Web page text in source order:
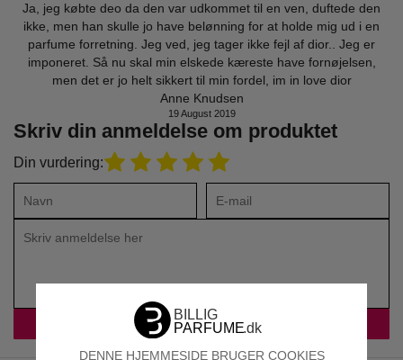
DENNE HJEMMESIDE BRUGER COOKIES
Skriv din anmeldelse om produktet
Din vurdering:
Ja, jeg købte deo da den var udkommet til en ven, duftede den
ikke, men han skulle jo have belønning for at holde mig ud i en
parfume forretning. Jeg ved, jeg tager ikke fejl af dior.. Jeg er
imponeret. Så nu skal min elskede kæreste have fornøjelsen,
men det er jo helt sikkert til min fordel, im in love dior
Anne Knudsen
19 August 2019